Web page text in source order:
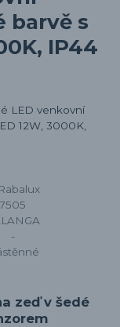
barvě s
IP44
zeď v šedé